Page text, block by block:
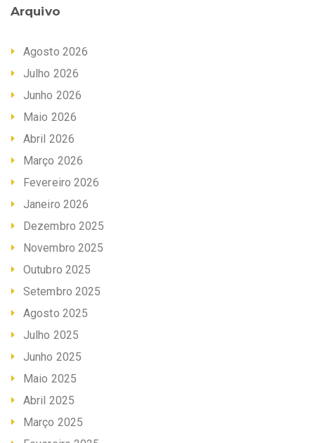
Arquivo
Agosto 2026
Julho 2026
Junho 2026
Maio 2026
Abril 2026
Março 2026
Fevereiro 2026
Janeiro 2026
Dezembro 2025
Novembro 2025
Outubro 2025
Setembro 2025
Agosto 2025
Julho 2025
Junho 2025
Maio 2025
Abril 2025
Março 2025